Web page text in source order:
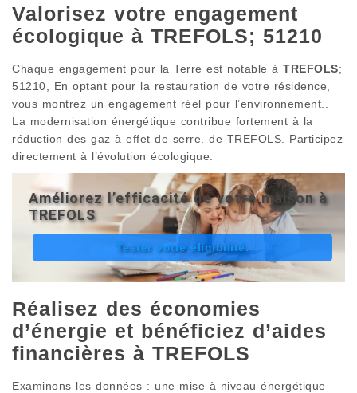
Valorisez votre engagement
écologique à TREFOLS; 51210
Chaque engagement pour la Terre est notable à TREFOLS;
51210, En optant pour la restauration de votre résidence,
vous montrez un engagement réel pour l’environnement..
La modernisation énergétique contribue fortement à la
réduction des gaz à effet de serre. de TREFOLS. Participez
directement à l’évolution écologique.
Améliorez l’efficacité de votre maison à
TREFOLS
Tester votre éligibilité.
Réalisez des économies
d’énergie et bénéficiez d’aides
financières à TREFOLS
Examinons les données : une mise à niveau énergétique